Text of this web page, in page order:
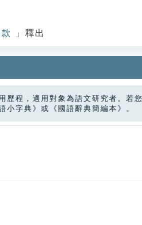
」釋出
歷程，適用對象為語文研究者。若
小字典》或《國語辭典簡編本》。